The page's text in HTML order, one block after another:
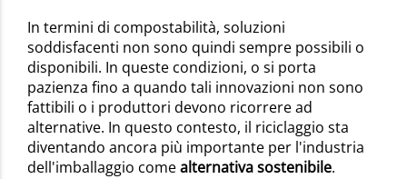
In termini di compostabilità, soluzioni
soddisfacenti non sono quindi sempre possibili o
disponibili. In queste condizioni, o si porta
pazienza fino a quando tali innovazioni non sono
fattibili o i produttori devono ricorrere ad
alternative. In questo contesto, il riciclaggio sta
diventando ancora più importante per l'industria
dell'imballaggio comealternativa sostenibile.